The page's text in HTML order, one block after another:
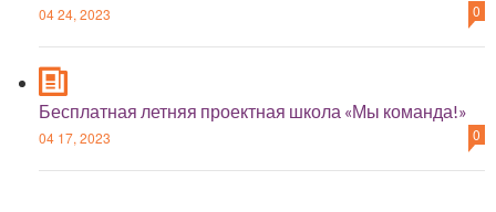
04 24, 2023 0
Бесплатная летняя проектная школа «Мы команда!»
04 17, 2023 0